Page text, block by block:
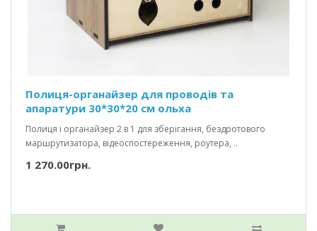
Полиця-органайзер для проводів та
апаратури 30*30*20 см ольха
Полиця і органайзер 2 в 1 для зберігання, бездротового
маршрутизатора, відеоспостереження, роутера, ..
1 270.00грн.